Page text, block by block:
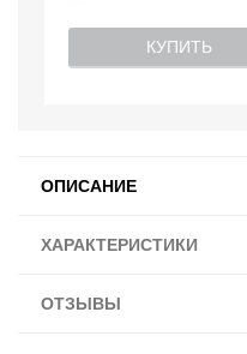
КУПИТЬ
ОПИСАНИЕ
ХАРАКТЕРИСТИКИ
ОТЗЫВЫ